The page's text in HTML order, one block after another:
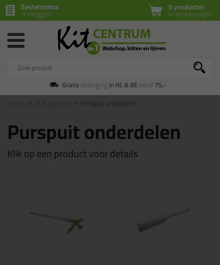
0 producten
in winkelwagen
Bestelstatus
of inloggen
Gratisbezorging in NL & BEvanaf75,-
Purspuit onderdelen
Purspuit onderdelen
Klik op een product voor details